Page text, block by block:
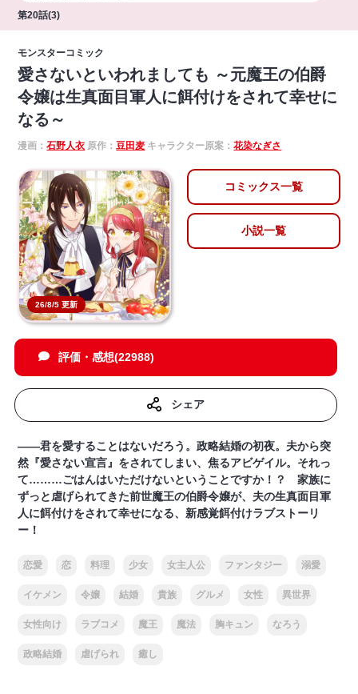
第20話(3)
モンスターコミック
愛さないといわれましても ～元魔王の伯爵
令嬢は生真面目軍人に餌付けをされて幸せに
なる～
漫画：石野人衣 原作：豆田麦 キャラクター原案：花染なぎさ
26/8/5 更新
コミックス一覧
小説一覧
評価・感想(22988)
シェア
――君を愛することはないだろう。政略結婚の初夜。夫から突
然『愛さない宣言』をされてしまい、焦るアビゲイル。それっ
て………ごはんはいただけないということですか！？ 家族に
ずっと虐げられてきた前世魔王の伯爵令嬢が、夫の生真面目軍
人に餌付けをされて幸せになる、新感覚餌付けラブストーリ
ー！
恋愛 恋 料理 少女 女主人公 ファンタジー 溺愛
イケメン 令嬢 結婚 貴族 グルメ 女性 異世界
女性向け ラブコメ 魔王 魔法 胸キュン なろう
政略結婚 虐げられ 癒し